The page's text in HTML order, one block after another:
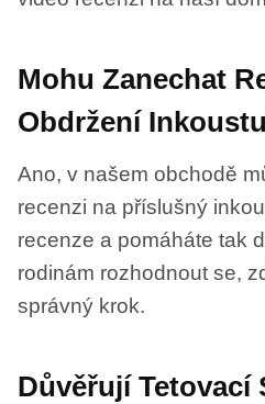
Mohu Zanechat
Obdržení
Ano, v našem obchodě
recenzi na příslušný
recenze a pomáháte tak
rodinám rozhodnout se,
správný krok.
Důvěřují Tetovací